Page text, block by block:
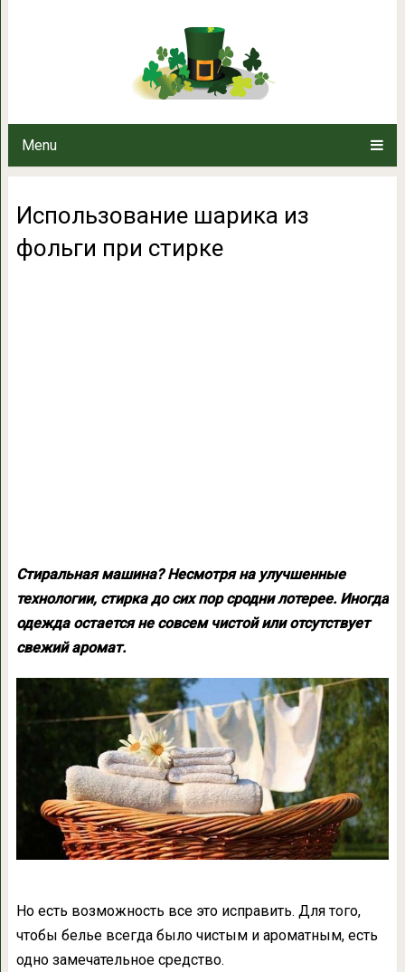
Menu
Использование шарика
Использование шарика из
фольги при стирке
Стиральная машина? Несмотря на улучшенные
технологии, стирка до сих пор сродни лотерее. Иногда
одежда остается не совсем чистой или отсутствует
свежий аромат.
Но есть возможность все это исправить. Для того,
чтобы белье всегда было чистым и ароматным, есть
одно замечательное средство.